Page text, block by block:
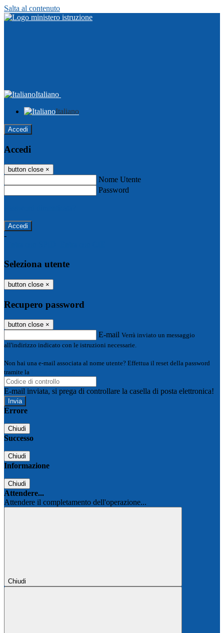
Salta al contenuto
Italiano
Italiano
Accedi
Accedi
button close ×
Nome Utente
Password
-
Seleziona utente
button close ×
Recupero password
button close ×
E-mail Verrà inviato un messaggio
all'indirizzo indicato con le istruzioni necessarie.
Non hai una e-mail associata al nome utente? Effettua il reset della password
tramite la
E-mail inviata, si prega di controllare la casella di posta elettronica!
Errore
Chiudi
Successo
Chiudi
Informazione
Chiudi
Attendere...
Attendere il completamento dell'operazione...
Chiudi